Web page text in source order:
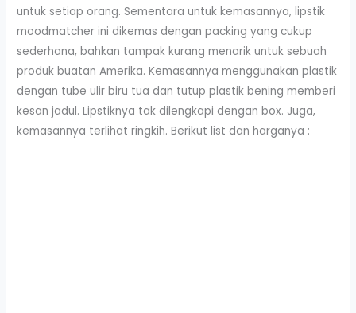
untuk setiap orang. Sementara untuk kemasannya, lipstik
moodmatcher ini dikemas dengan packing yang cukup
sederhana, bahkan tampak kurang menarik untuk sebuah
produk buatan Amerika. Kemasannya menggunakan plastik
dengan tube ulir biru tua dan tutup plastik bening memberi
kesan jadul. Lipstiknya tak dilengkapi dengan box. Juga,
kemasannya terlihat ringkih. Berikut list dan harganya :